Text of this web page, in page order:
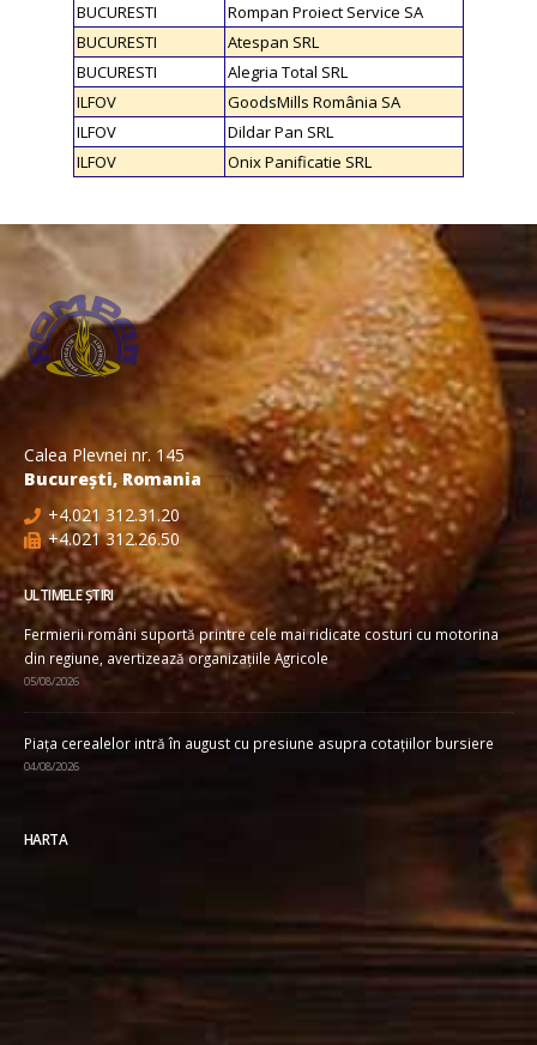
BUCURESTI
Rompan Proiect Service SA
BUCURESTI
Atespan SRL
BUCURESTI
Alegria Total SRL
ILFOV
GoodsMills România SA
ILFOV
Dildar Pan SRL
ILFOV
Onix Panificatie SRL
Calea Plevnei nr. 145
București, Romania
+4.021 312.31.20
+4.021 312.26.50
ULTIMELE ȘTIRI
Fermierii români suportă printre cele mai ridicate costuri cu motorina
din regiune, avertizează organizațiile Agricole
05/08/2026
Piața cerealelor intră în august cu presiune asupra cotațiilor bursiere
04/08/2026
HARTA